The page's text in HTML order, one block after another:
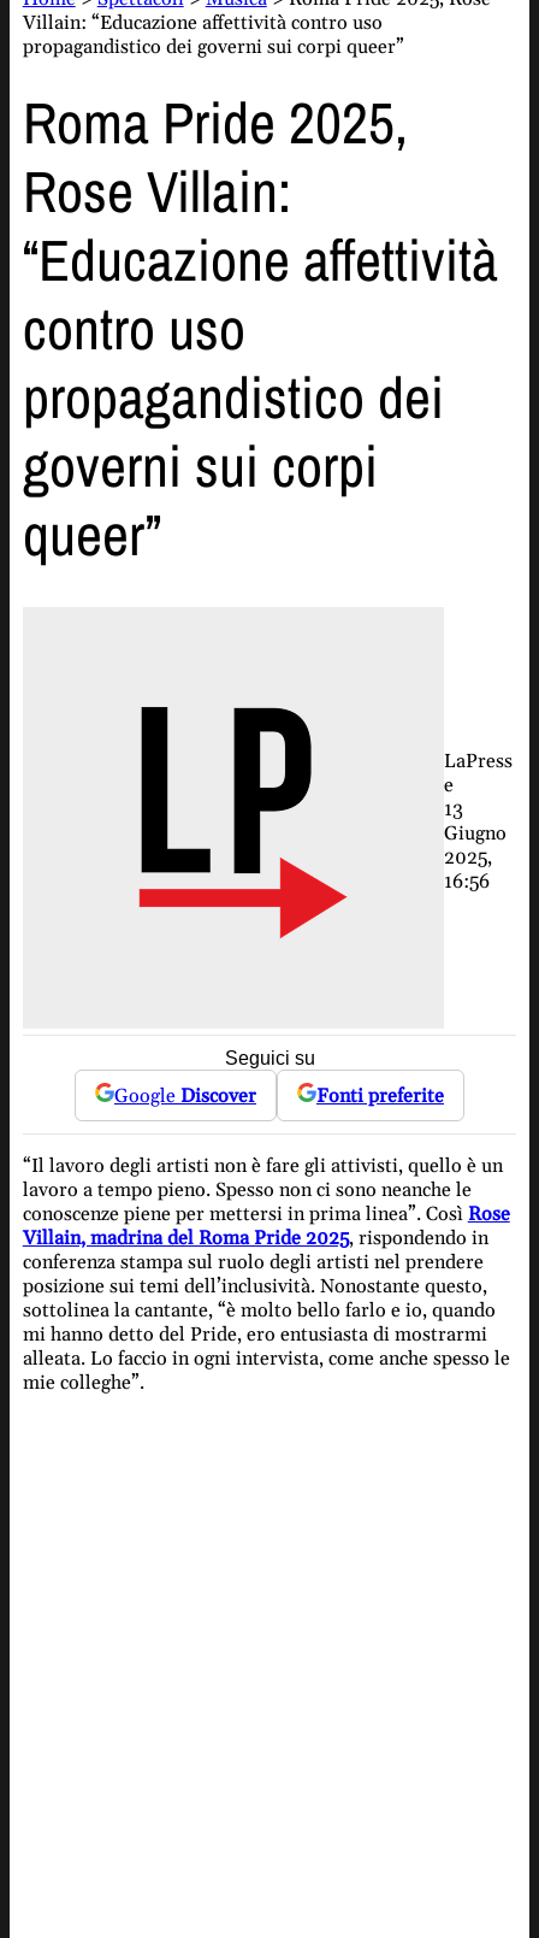
Villain: “Educazione affettività contro uso
propagandistico dei governi sui corpi queer”
Roma Pride 2025,
Rose Villain:
“Educazione affettività
contro uso
propagandistico dei
governi sui corpi
queer”
LaPress
e
13
Giugno
2025,
16:56
Seguici su
Google Discover Fonti preferite
“Il lavoro degli artisti non è fare gli attivisti, quello è un
lavoro a tempo pieno. Spesso non ci sono neanche le
conoscenze piene per mettersi in prima linea”. Così Rose
Villain, madrina del Roma Pride 2025, rispondendo in
conferenza stampa sul ruolo degli artisti nel prendere
posizione sui temi dell’inclusività. Nonostante questo,
sottolinea la cantante, “è molto bello farlo e io, quando
mi hanno detto del Pride, ero entusiasta di mostrarmi
alleata. Lo faccio in ogni intervista, come anche spesso le
mie colleghe”.